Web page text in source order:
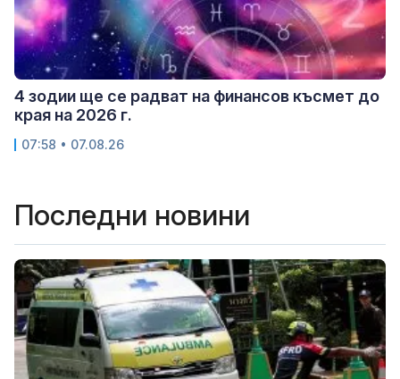
4 зодии ще се радват на финансов късмет до
края на 2026 г.
07:58 • 07.08.26
Последни новини